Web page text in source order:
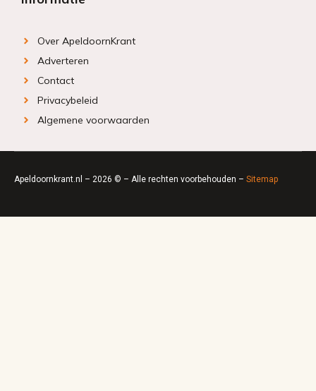
Over ApeldoornKrant
Adverteren
Contact
Privacybeleid
Algemene voorwaarden
Apeldoornkrant.nl – 2026 © – Alle rechten voorbehouden – Sitemap